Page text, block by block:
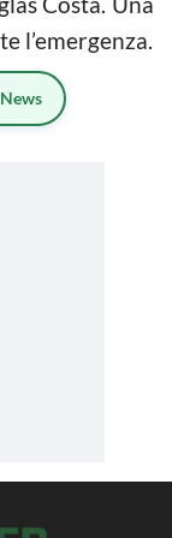
l’emergenza.
News